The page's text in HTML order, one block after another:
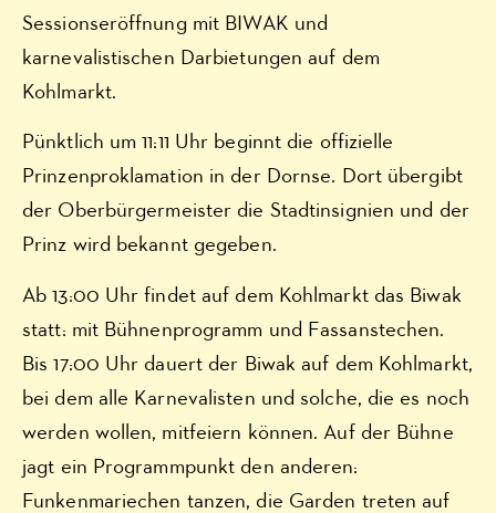
Sessionseröffnung mit BIWAK und
karnevalistischen Darbietungen auf dem
Kohlmarkt.
Pünktlich um 11:11 Uhr beginnt die offizielle
Prinzenproklamation in der Dornse. Dort übergibt
der Oberbürgermeister die Stadtinsignien und der
Prinz wird bekannt gegeben.
Ab 13:00 Uhr findet auf dem Kohlmarkt das Biwak
statt: mit Bühnenprogramm und Fassanstechen.
Bis 17:00 Uhr dauert der Biwak auf dem Kohlmarkt,
bei dem alle Karnevalisten und solche, die es noch
werden wollen, mitfeiern können. Auf der Bühne
jagt ein Programmpunkt den anderen:
Funkenmariechen tanzen, die Garden treten auf